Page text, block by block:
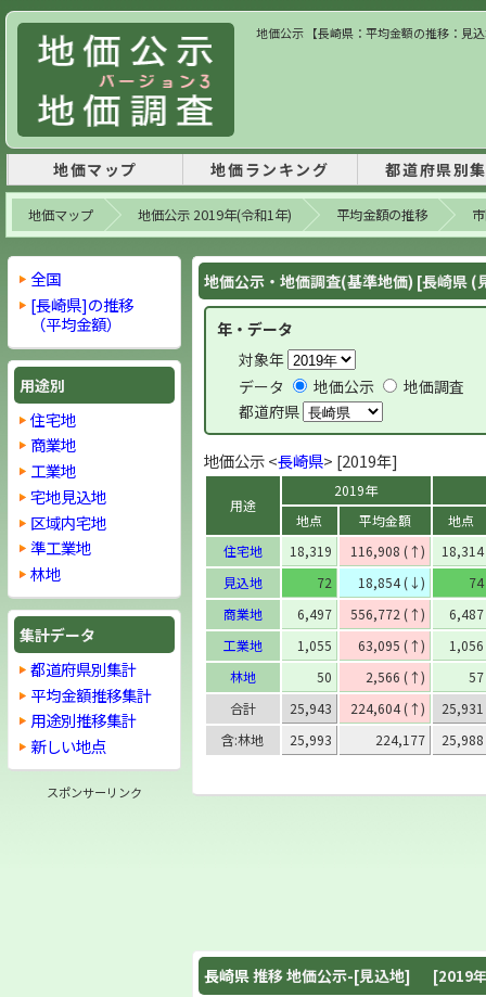
地価公示 【長崎県：平均金額の推移：見
地価マップ 地価ランキング 都道府県別
地価マップ 地価公示 2019年(令和1年) 平均金額の推移
地価公示・地価調査(基準地価) [長崎県 (
年・データ
対象年
データ
地価公示
地価調査
都道府県
地価公示 <長崎県> [2019年]
用途
2019年
地点
平均金額
地点
住宅地
18,319 116,908 (↑)
18,314
見込地
72 18,854 (↓)
74
商業地
6,497 556,772 (↑)
6,487
工業地
1,055 63,095 (↑)
1,056
林地
50 2,566 (↑)
57
合計
25,943 224,604 (↑)
25,931
含:林地
25,993 224,177 25,988
長崎県推移 地価公示-[見込地] [2019
全国
[長崎県]の推移
（平均金額）
用途別
住宅地
商業地
工業地
宅地見込地
区域内宅地
準工業地
林地
集計データ
都道府県別集計
平均金額推移集計
用途別推移集計
新しい地点
スポンサーリンク